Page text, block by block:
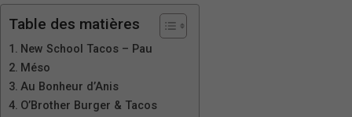
Table des matières
New School Tacos – Pau
Méso
Au Bonheur d’Anis
O’Brother Burger & Tacos